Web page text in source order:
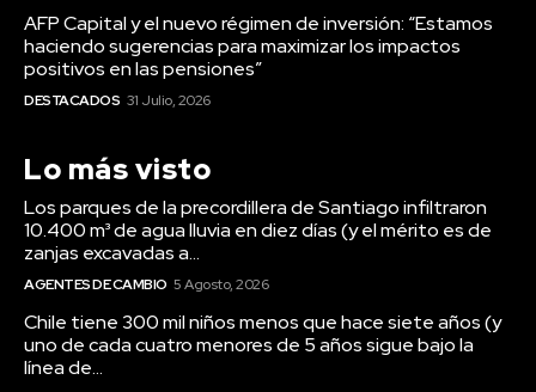
AFP Capital y el nuevo régimen de inversión: “Estamos
haciendo sugerencias para maximizar los impactos
positivos en las pensiones”
DESTACADOS 31 Julio, 2026
Lo más visto
Los parques de la precordillera de Santiago infiltraron
10.400 m³ de agua lluvia en diez días (y el mérito es de
zanjas excavadas a...
AGENTES DE CAMBIO 5 Agosto, 2026
Chile tiene 300 mil niños menos que hace siete años (y
uno de cada cuatro menores de 5 años sigue bajo la
línea de...